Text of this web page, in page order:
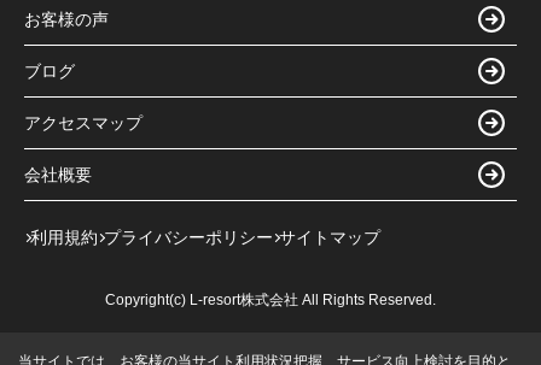
お客様の声
ブログ
アクセスマップ
会社概要
利用規約 プライバシーポリシー サイトマップ
Copyright(c) L-resort株式会社 All Rights Reserved.
当サイトでは、お客様の当サイト利用状況把握、サービス向上検討を目的と